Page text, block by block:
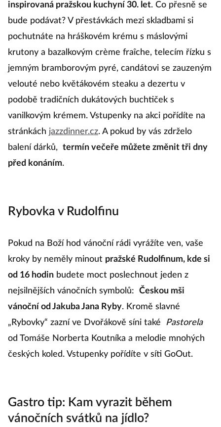
inspirovaná pražskou kuchyní 30. let. Co přesně se
bude podávat? V přestávkách mezi skladbami si
pochutnáte na hráškovém krému s máslovými
krutony a bazalkovým crème fraîche, telecím řízku s
jemným bramborovým pyré, candátovi se zauzeným
velouté nebo květákovém steaku a dezertu v
podobě tradičních dukátových buchtiček s
vanilkovým krémem. Vstupenky na akci pořídíte na
stránkách jazzdinner.cz. A pokud by vás zdrželo
balení dárků, termín večeře můžete změnit tři dny
před konáním.
Rybovka v Rudolfinu
Pokud na Boží hod vánoční rádi vyrážíte ven, vaše
kroky by neměly minout pražské Rudolfinum, kde si
od 16 hodin budete moct poslechnout jeden z
nejsilnějších vánočních symbolů:
Českou mši
vánoční od Jakuba Jana Ryby. Kromě slavné
„Rybovky“ zazní ve Dvořákově síni také
Pastorela
od Tomáše Norberta Koutníka a melodie mnohých
českých koled. Vstupenky pořídíte v síti GoOut.
Gastro tip: Kam vyrazit během
vánočních svátků na jídlo?